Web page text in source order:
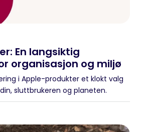
En langsiktig
organisasjon og miljø
i Apple-produkter et klokt valg
sluttbrukeren og planeten.